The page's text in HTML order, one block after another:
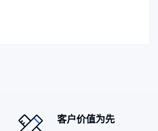
客户价值为先